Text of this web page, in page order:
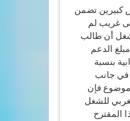
كبيرين تضمن
غريب لم
أن طالب
الدعم
بنسبة
في جانب
فإن
للشغل
المقترح